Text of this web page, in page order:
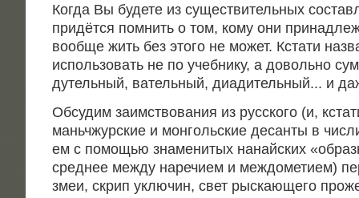
Когда Вы буде­те из суще­стви­тель­ных
при­дёт­ся пом­нить о том, кому они
вооб­ще жить без это­го не может. Кста­ти
исполь­зо­вать не по учеб­ни­ку, а доволь­но
дутель­ный, ватель­ный, диа­ди­тель­ный... и
Обсу­дим заим­ство­ва­ния из рус­ско­го (и,
мань­чжур­ские и мон­голь­ские десан­ты в
ем с помо­щью зна­ме­ни­тых нанай­ских
сред­нее меж­ду наре­чи­ем и меж­до­ме­ти­ем)
змеи, скрип уклю­чин, свет рыс­ка­ю­ще­го